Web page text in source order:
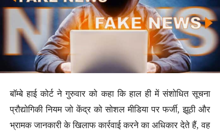
बॉम्बे हाई कोर्ट ने गुरुवार को कहा कि हाल ही में संशोधित सूचना
प्रौद्योगिकी नियम जो केंद्र को सोशल मीडिया पर फर्जी, झूठी और
भ्रामक जानकारी के खिलाफ कार्रवाई करने का अधिकार देते हैं, वह